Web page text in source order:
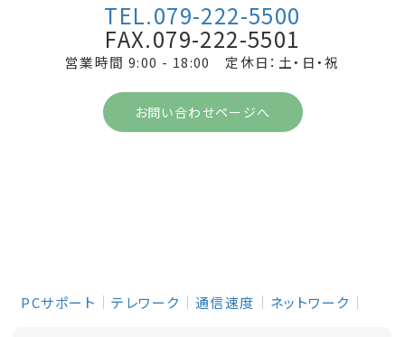
TEL.079-222-5500
FAX.079-222-5501
営業時間 9:00 - 18:00 定休日：土・日・祝
お問い合わせページへ
PCサポート テレワーク 通信速度 ネットワーク